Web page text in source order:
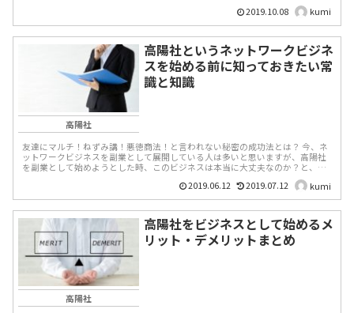
2019.10.08 kumi
高陽社
高陽社というネットワークビジネ
スを始める前に知っておきたい常
識と知識
友達にマルチ！ねずみ講！悪徳商法！と言われない秘密の成功法とは？ 今、ネ
ットワークビジネスを副業として展開している人は多いと思いますが、高陽社
を副業として始めようとした時、このビジネスは本当に大丈夫なのか？と、ま
2019.06.12 2019.07.12 kumi
高陽社
高陽社をビジネスとして始めるメ
リット・デメリットまとめ